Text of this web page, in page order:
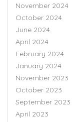
November 2024
October 2024
June 2024
April 2024
February 2024
January 2024
November 2023
October 2023
September 2023
April 2023